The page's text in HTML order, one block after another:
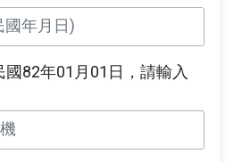
82年01月01日，請輸入